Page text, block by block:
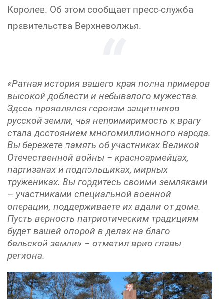
Королев. Об этом сообщает пресс-служба
правительства Верхневолжья.
«Ратная история вашего края полна примеров
высокой доблести и небывалого мужества.
Здесь проявлялся героизм защитников
русской земли, чья непримиримость к врагу
стала достоянием многомиллионного народа.
Вы бережете память об участниках Великой
Отечественной войны – красноармейцах,
партизанах и подпольщиках, мирных
тружениках. Вы гордитесь своими земляками
– участниками специальной военной
операции, поддерживаете их вдали от дома.
Пусть верность патриотическим традициям
будет вашей опорой в делах на благо
бельской земли» – отметил врио главы
региона.